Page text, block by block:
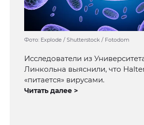
Фото: Explode / Shutterstock / Fotodom
Исследователи из
Линкольна выяснили, что
«питается» вирусами.
Читать далее >